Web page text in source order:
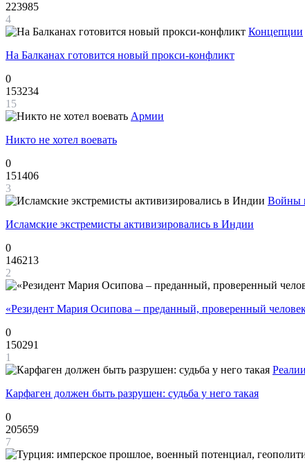
223985
4
Концепции
На Балканах готовится новый прокси-конфликт
0
153234
15
Армии
Никто не хотел воевать
0
151406
3
Войны
Исламские экстремисты активизировались в Индии
0
146213
2
«Резидент Мария Осипова – преданный, проверенный
0
150291
1
Реалии
Карфаген должен быть разрушен: судьба у него такая
0
205659
7